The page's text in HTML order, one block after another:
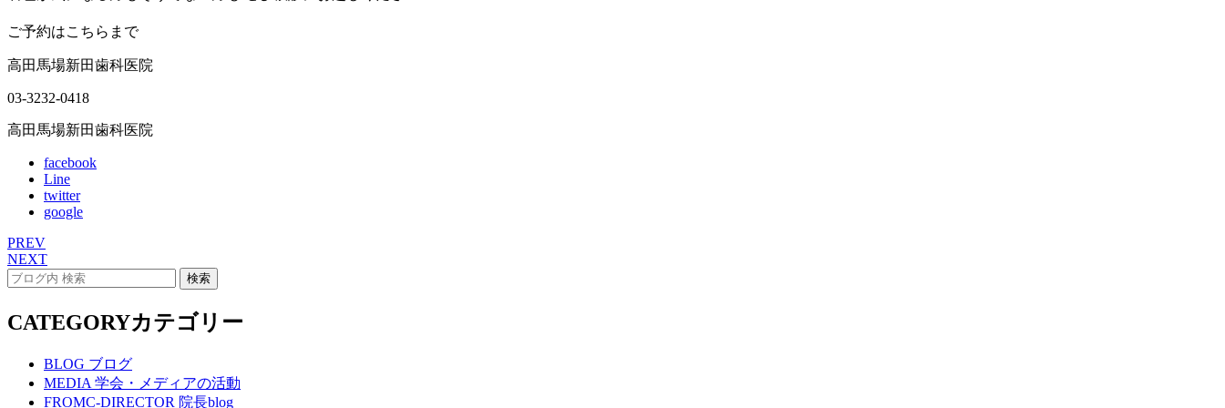
ご予約はこちらまで
高田馬場新田歯科医院
03-3232-0418
高田馬場新田歯科医院
facebook
Line
twitter
google
PREV
NEXT
CATEGORYカテゴリー
BLOG ブログ
MEDIA 学会・メディアの活動
FROMC-DIRECTOR 院長blog